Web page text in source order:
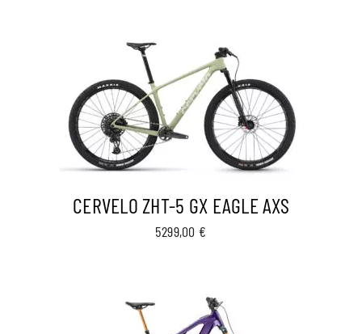
CERVELO ZHT-5 GX EAGLE AXS
5299,00 €